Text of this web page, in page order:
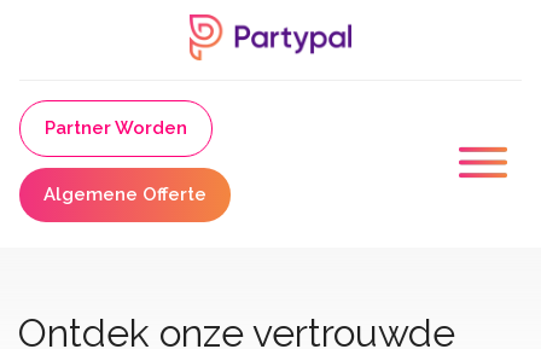
Partner Worden
Algemene Offerte
Ontdek onze vertrouwde